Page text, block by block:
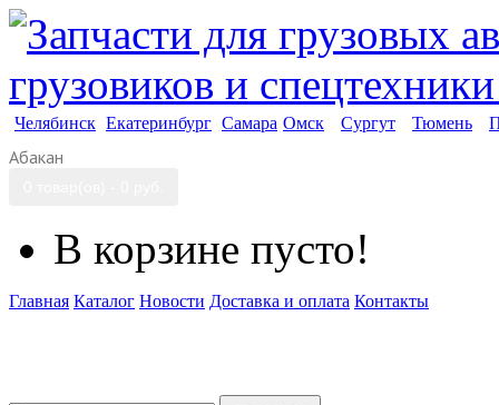
Челябинск Екатеринбург Самара Омск Сургут Тюмень
Абакан
В корзине пусто!
Главная Каталог Новости Доставка и оплата Контакты